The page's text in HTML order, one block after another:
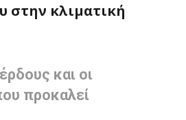
στην κλιματική
και οι
προκαλεί